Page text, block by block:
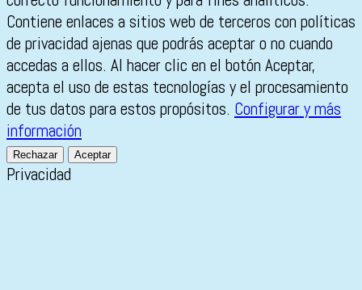
Contiene enlaces a sitios web de terceros con políticas
de privacidad ajenas que podrás aceptar o no cuando
accedas a ellos. Al hacer clic en el botón Aceptar,
acepta el uso de estas tecnologías y el procesamiento
de tus datos para estos propósitos. Configurar y más
información
Rechazar Aceptar
Privacidad